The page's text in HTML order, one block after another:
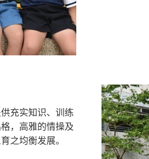
充实知识、训练
，高雅的情操及
之均衡发展。